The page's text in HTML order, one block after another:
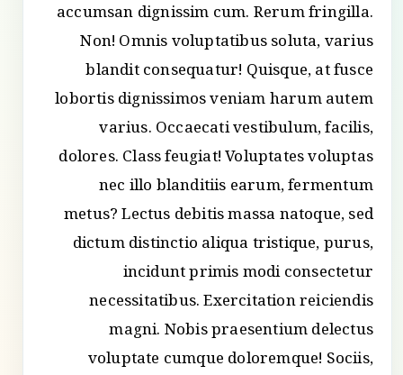
accumsan dignissim cum. Rerum fringilla.
Non! Omnis voluptatibus soluta, varius
blandit consequatur! Quisque, at fusce
lobortis dignissimos veniam harum autem
varius. Occaecati vestibulum, facilis,
dolores. Class feugiat! Voluptates voluptas
nec illo blanditiis earum, fermentum
metus? Lectus debitis massa natoque, sed
dictum distinctio aliqua tristique, purus,
incidunt primis modi consectetur
necessitatibus. Exercitation reiciendis
magni. Nobis praesentium delectus
voluptate cumque doloremque! Sociis,